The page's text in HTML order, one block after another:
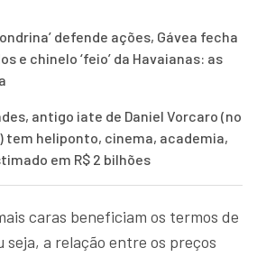
defende ações, Gávea fecha
e chinelo ‘feio’ da Havaianas: as
antigo iate de Daniel Vorcaro (no
tem heliponto, cinema, academia,
em R$ 2 bilhões
caras beneficiam os termos de
a relação entre os preços